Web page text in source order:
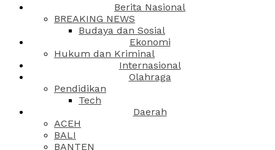
Berita Nasional
BREAKING NEWS
Budaya dan Sosial
Ekonomi
Hukum dan Kriminal
Internasional
Olahraga
Pendidikan
Tech
Daerah
ACEH
BALI
BANTEN